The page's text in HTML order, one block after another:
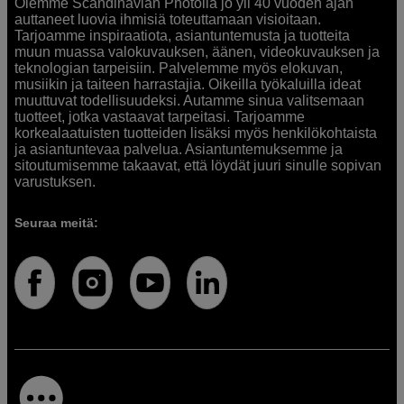
auttaneet luovia ihmisiä toteuttamaan visioitaan.
Tarjoamme inspiraatiota, asiantuntemusta ja tuotteita
muun muassa valokuvauksen, äänen, videokuvauksen ja
teknologian tarpeisiin. Palvelemme myös elokuvan,
musiikin ja taiteen harrastajia. Oikeilla työkaluilla ideat
muuttuvat todellisuudeksi. Autamme sinua valitsemaan
tuotteet, jotka vastaavat tarpeitasi. Tarjoamme
korkealaatuisten tuotteiden lisäksi myös henkilökohtaista
ja asiantuntevaa palvelua. Asiantuntemuksemme ja
sitoutumisemme takaavat, että löydät juuri sinulle sopivan
varustuksen.
Seuraa meitä: